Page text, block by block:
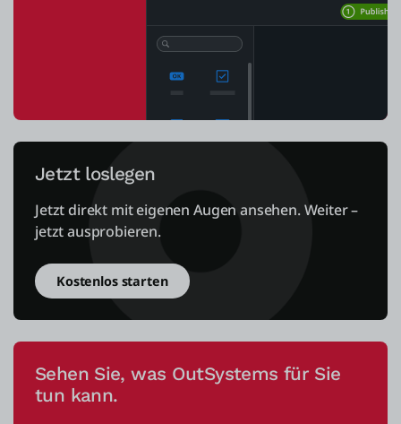
Jetzt loslegen
Jetzt direkt mit eigenen Augen ansehen. Weiter –
jetzt ausprobieren.
Kostenlos starten
Sehen Sie, was OutSystems für Sie
tun kann.